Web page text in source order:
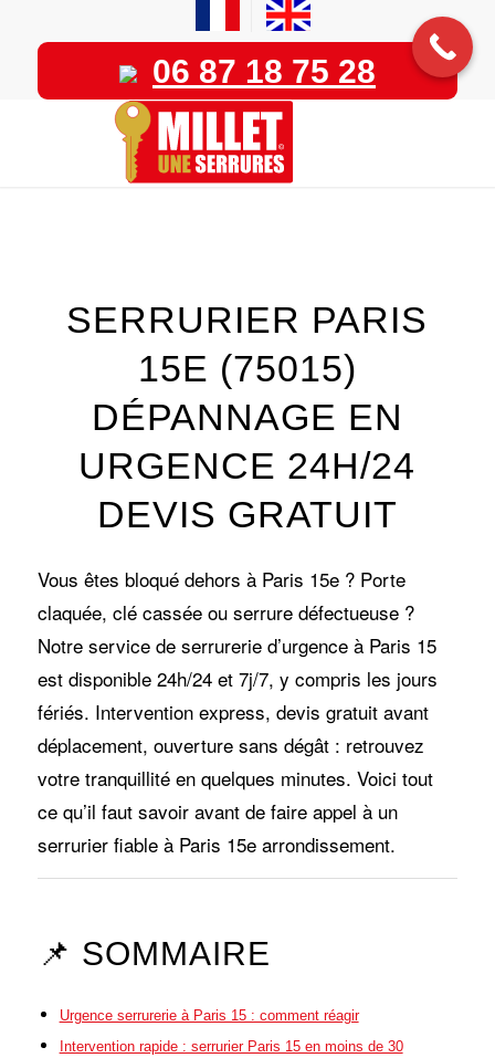
06 87 18 75 28
SERRURIER PARIS
15E (75015)
DÉPANNAGE EN
URGENCE 24H/24
DEVIS GRATUIT
Vous êtes bloqué dehors à Paris 15e ? Porte
claquée, clé cassée ou serrure défectueuse ?
Notre service de serrurerie d’urgence à Paris 15
est disponible 24h/24 et 7j/7, y compris les jours
fériés. Intervention express, devis gratuit avant
déplacement, ouverture sans dégât : retrouvez
votre tranquillité en quelques minutes. Voici tout
ce qu’il faut savoir avant de faire appel à un
serrurier fiable à Paris 15e arrondissement.
📌 SOMMAIRE
Urgence serrurerie à Paris 15 : comment réagir
Intervention rapide : serrurier Paris 15 en moins de 30